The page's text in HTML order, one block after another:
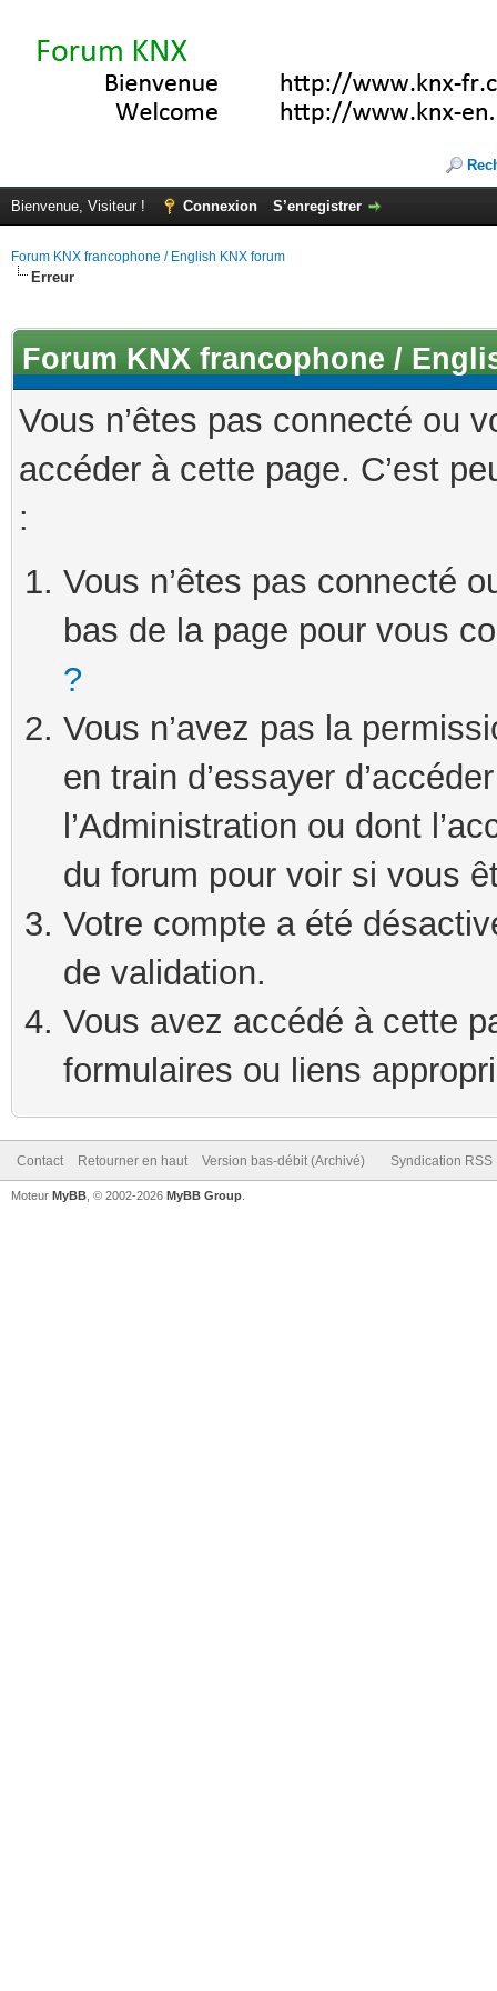
Bienvenue, Visiteur ! Connexion S’enregistrer
Forum KNX francophone / English KNX forum
Erreur
Forum KNX francophone /
Vous n’êtes pas connecté ou
accéder à cette page. C’est
:
Vous n’êtes pas connecté
bas de la page pour vous
?
Vous n’avez pas la
en train d’essayer
l’Administration ou dont
du forum pour voir si vous
Votre compte a été
de validation.
Vous avez accédé à cette
formulaires ou liens
Contact Retourner en haut Version bas-débit (Archivé) Syndication RSS
Moteur MyBB , © 2002-2026 MyBB Group